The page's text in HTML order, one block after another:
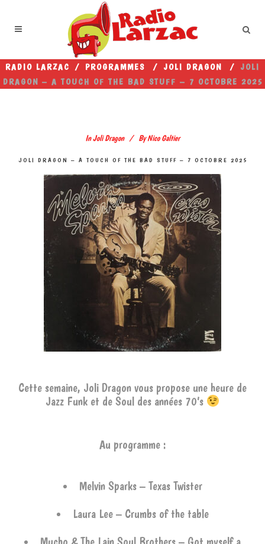
RADIO LARZAC / PROGRAMMES / JOLI DRAGON / JOLI
DRAGON – A TOUCH OF THE BAD STUFF – 7 OCTOBRE 2025
InJoli Dragon By Nico Galtier
JOLI DRAGON – A TOUCH OF THE BAD STUFF – 7 OCTOBRE 2025
Cette semaine, Joli Dragon vous propose une heure de
Jazz Funk et de Soul des années 70’s
Au programme :
Melvin Sparks – Texas Twister
Laura Lee – Crumbs of the table